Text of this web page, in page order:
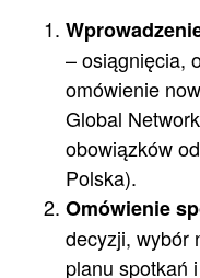
– osiągnięcia,
omówienie
Global
obowiązków
Polska).
Omówienie
decyzji, wybór
planu spotkań